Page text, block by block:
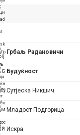
Грбаљ Радановичи
Будуќност
Сутјеска Никшич
Младост Подгорица
Искра